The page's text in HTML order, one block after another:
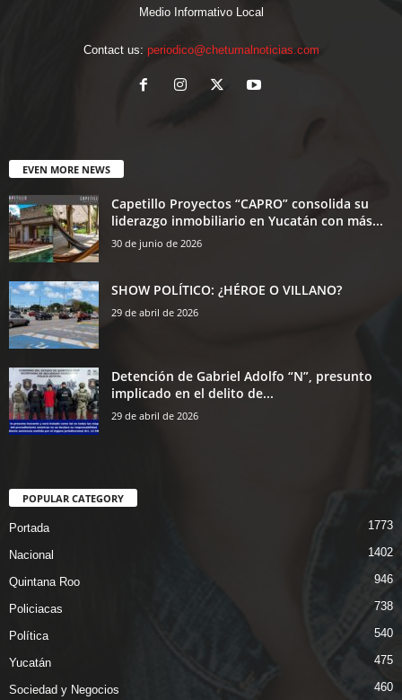
Medio Informativo Local
Contact us: periodico@chetumalnoticias.com
EVEN MORE NEWS
Capetillo Proyectos “CAPRO” consolida su
liderazgo inmobiliario en Yucatán con más...
30 de junio de 2026
SHOW POLÍTICO: ¿HÉROE O VILLANO?
29 de abril de 2026
Detención de Gabriel Adolfo “N”, presunto
implicado en el delito de...
29 de abril de 2026
POPULAR CATEGORY
Portada 1773
Nacional 1402
Quintana Roo 946
Policiacas 738
Política 540
Yucatán 475
Sociedad y Negocios 460